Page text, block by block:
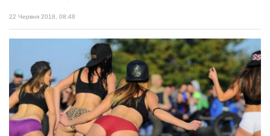
22 Червня 2018, 08:48